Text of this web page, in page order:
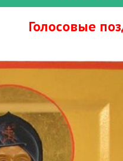
Голосовые